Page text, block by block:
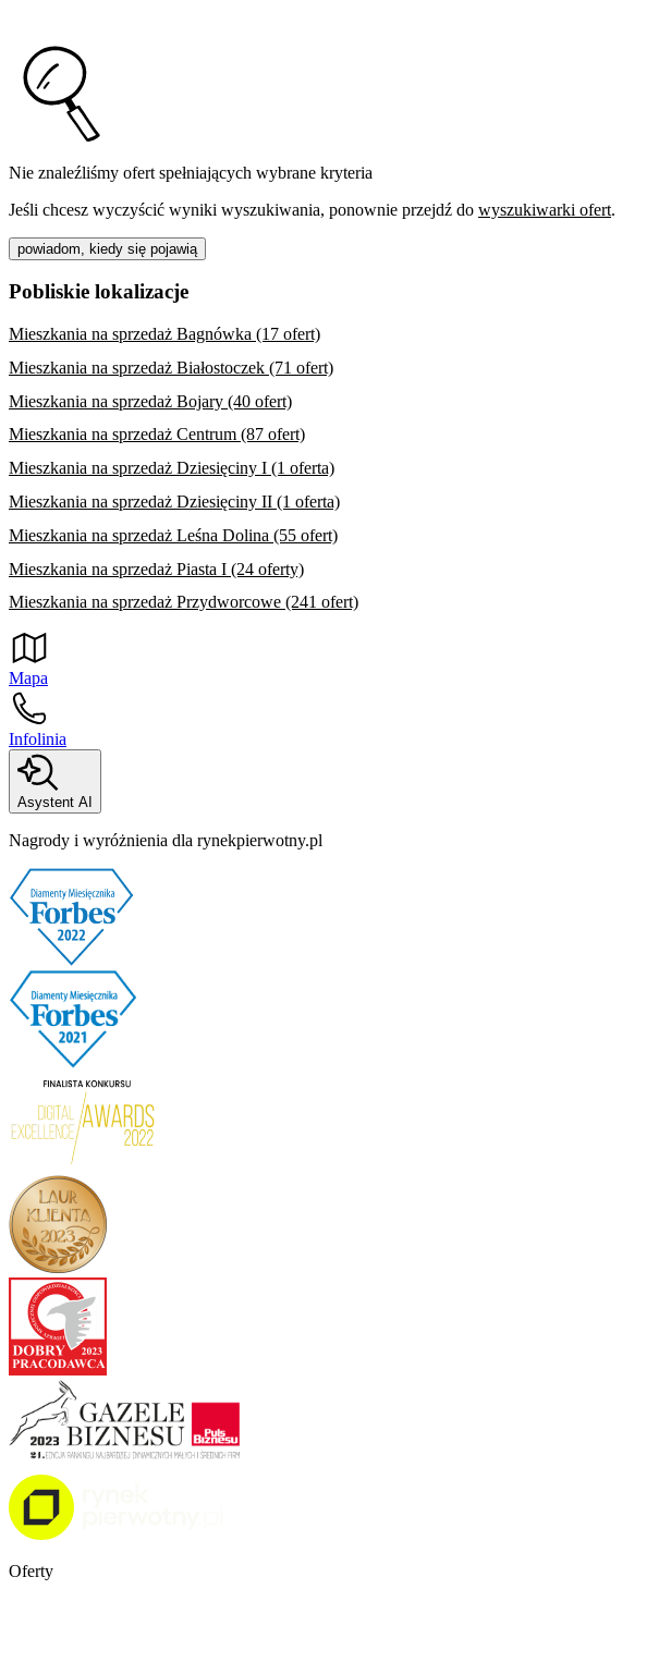
Nie znaleźliśmy ofert spełniających wybrane kryteria
Jeśli chcesz wyczyścić wyniki wyszukiwania, ponownie przejdź do wyszukiwarki ofert.
powiadom, kiedy się pojawią
Pobliskie lokalizacje
Mieszkania na sprzedaż Bagnówka (17 ofert)
Mieszkania na sprzedaż Białostoczek (71 ofert)
Mieszkania na sprzedaż Bojary (40 ofert)
Mieszkania na sprzedaż Centrum (87 ofert)
Mieszkania na sprzedaż Dziesięciny I (1 oferta)
Mieszkania na sprzedaż Dziesięciny II (1 oferta)
Mieszkania na sprzedaż Leśna Dolina (55 ofert)
Mieszkania na sprzedaż Piasta I (24 oferty)
Mieszkania na sprzedaż Przydworcowe (241 ofert)
Mapa
Infolinia
Asystent AI
Nagrody i wyróżnienia dla rynekpierwotny.pl
Oferty